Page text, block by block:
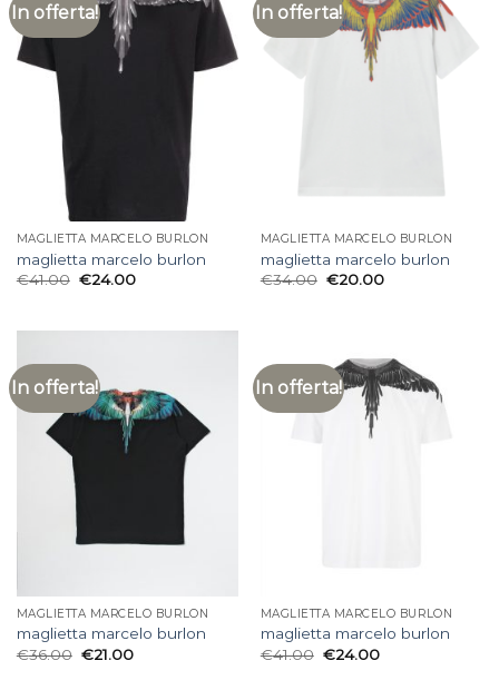
In offerta!
MAGLIETTA MARCELO BURLON
maglietta marcelo burlon
€41.00 €24.00
In offerta!
MAGLIETTA MARCELO BURLON
maglietta marcelo burlon
€34.00 €20.00
In offerta!
MAGLIETTA MARCELO BURLON
maglietta marcelo burlon
€36.00 €21.00
In offerta!
MAGLIETTA MARCELO BURLON
maglietta marcelo burlon
€41.00 €24.00